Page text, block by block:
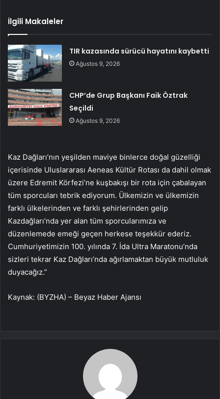
İlgili Makaleler
TIR kazasında sürücü hayatını kaybetti
Ağustos 9, 2026
CHP’de Grup Başkanı Faik Öztrak
Seçildi
Ağustos 9, 2026
Kaz Dağları’nın yeşilden maviye binlerce doğal güzelliği
içerisinde Uluslararası Aeneas Kültür Rotası da dahil olmak
üzere Edremit Körfezi’ne kuşbakışı bir rota için çabalayan
tüm sporcuları tebrik ediyorum. Ülkemizin ve ülkemizin
farklı ülkelerinden ve farklı şehirlerinden gelip
Kazdağları’nda yer alan tüm sporcularımıza ve
düzenlemede emeği geçen herkese teşekkür ederiz.
Cumhuriyetimizin 100. yılında 7. İda Ultra Maratonu’nda
sizleri tekrar Kaz Dağları’nda ağırlamaktan büyük mutluluk
duyacağız.”
Kaynak: (BYZHA) – Beyaz Haber Ajansı